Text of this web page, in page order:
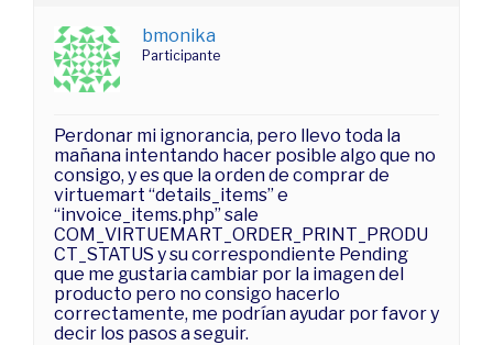
bmonika
Participante
Perdonar mi ignorancia, pero llevo toda la
mañana intentando hacer posible algo que no
consigo, y es que la orden de comprar de
virtuemart “details_items” e
“invoice_items.php” sale
COM_VIRTUEMART_ORDER_PRINT_PRODU
CT_STATUS y su correspondiente Pending
que me gustaria cambiar por la imagen del
producto pero no consigo hacerlo
correctamente, me podrían ayudar por favor y
decir los pasos a seguir.